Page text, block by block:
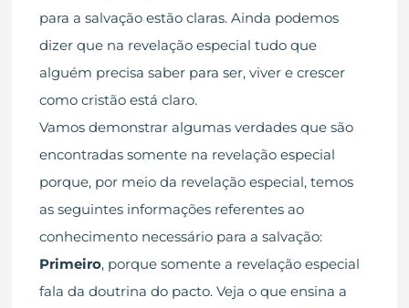
para a salvação estão claras. Ainda podemos
dizer que na revelação especial tudo que
alguém precisa saber para ser, viver e crescer
como cristão está claro.
Vamos demonstrar algumas verdades que são
encontradas somente na revelação especial
porque, por meio da revelação especial, temos
as seguintes informações referentes ao
conhecimento necessário para a salvação:
Primeiro, porque somente a revelação especial
fala da doutrina do pacto. Veja o que ensina a